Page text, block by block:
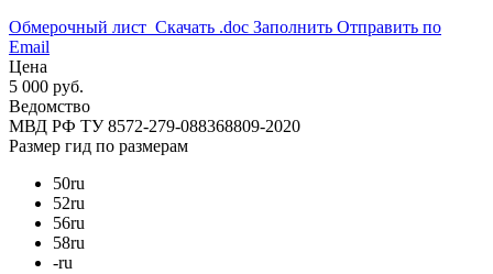
Обмерочный лист Скачать .doc Заполнить Отправить по
Email
Цена
5 000 руб.
Ведомство
МВД РФ ТУ 8572-279-088368809-2020
Размер гид по размерам
50ru
52ru
56ru
58ru
-ru